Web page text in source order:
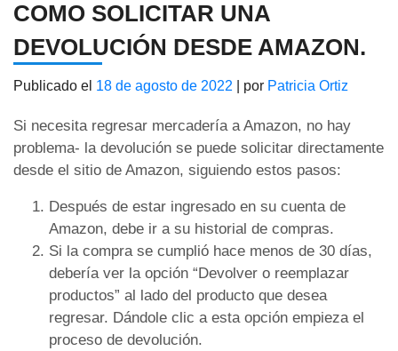
COMO SOLICITAR UNA
DEVOLUCIÓN DESDE AMAZON.
Publicado el 18 de agosto de 2022 por Patricia Ortiz
Si necesita regresar mercadería a Amazon, no hay
problema- la devolución se puede solicitar directamente
desde el sitio de Amazon, siguiendo estos pasos:
Después de estar ingresado en su cuenta de
Amazon, debe ir a su historial de compras.
Si la compra se cumplió hace menos de 30 días,
debería ver la opción “Devolver o reemplazar
productos” al lado del producto que desea
regresar. Dándole clic a esta opción empieza el
proceso de devolución.